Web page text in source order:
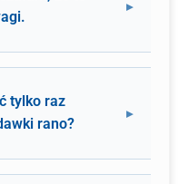
tylko raz
rano?